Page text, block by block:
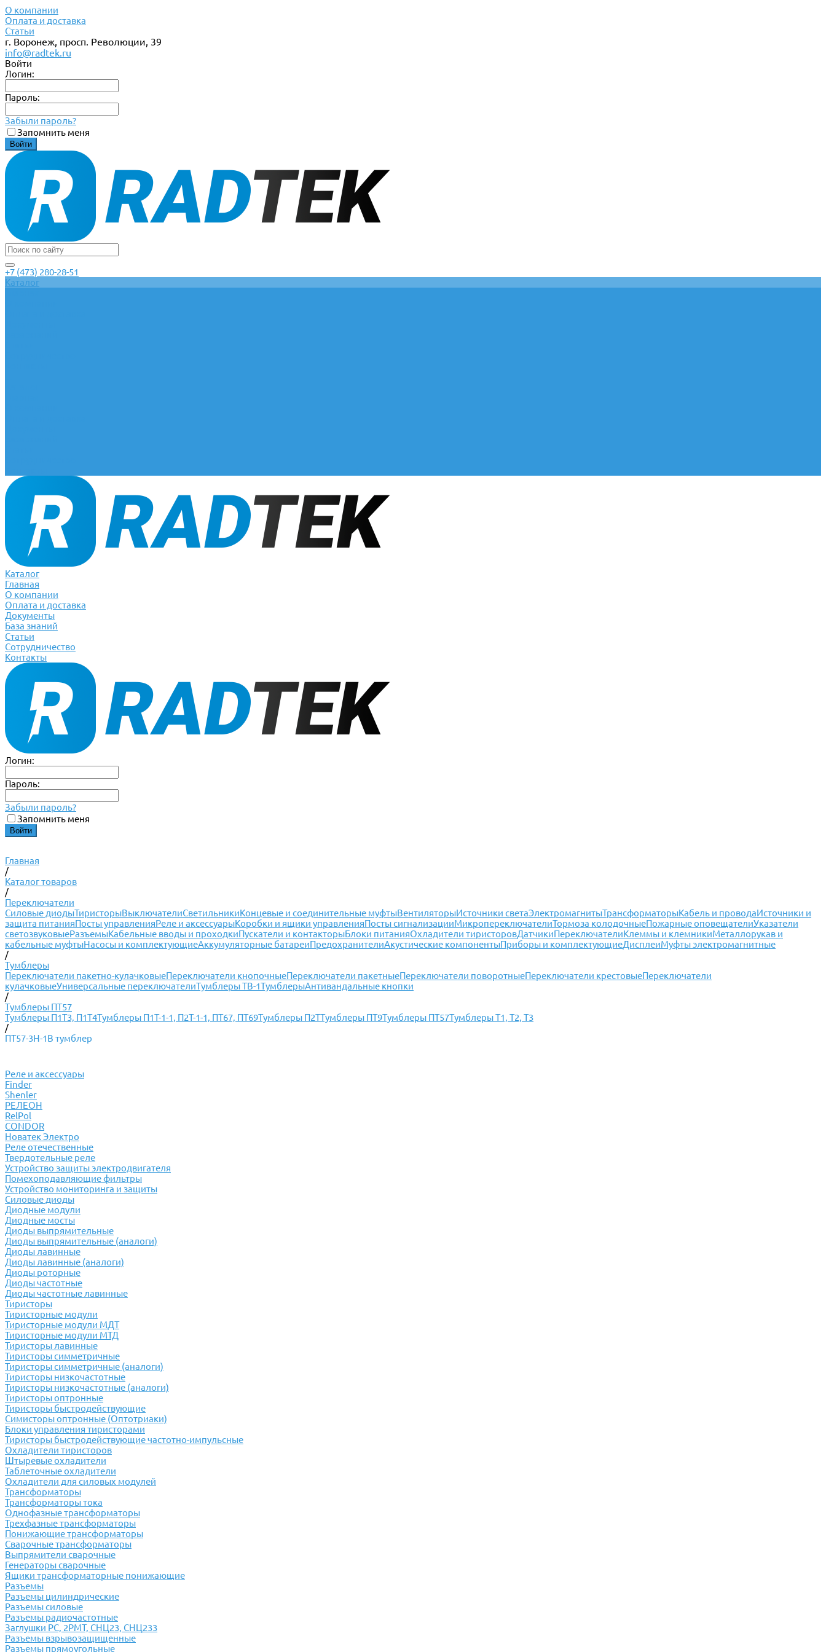
О компании
Оплата и доставка
Статьи
г. Воронеж, просп. Революции, 39
info@radtek.ru
Войти
Логин:
Пароль:
Забыли пароль?
Запомнить меня
+7 (473) 280-28-51
Каталог
Каталог
Главная
О компании
Оплата и доставка
Документы
База знаний
Статьи
Сотрудничество
Контакты
Логин:
Пароль:
Забыли пароль?
Запомнить меня
Главная
/
Каталог товаров
/
Переключатели
Силовые диодыТиристорыВыключателиСветильникиКонцевые и соединительные муфтыВентиляторыИсточники светаЭлектромагнитыТрансформаторыКабель и проводаИсточники и
защита питанияПосты управленияРеле и аксессуарыКоробки и ящики управленияПосты сигнализацииМикропереключателиТормоза колодочныеПожарные оповещателиУказатели
светозвуковыеРазъемыКабельные вводы и проходкиПускатели и контакторыБлоки питанияОхладители тиристоровДатчикиПереключателиКлеммы и клемникиМеталлорукав и
кабельные муфтыНасосы и комплектующиеАккумуляторные батареиПредохранителиАкустические компонентыПриборы и комплектующиеДисплеиМуфты электромагнитные
/
Тумблеры
Переключатели пакетно-кулачковыеПереключатели кнопочныеПереключатели пакетныеПереключатели поворотныеПереключатели крестовыеПереключатели
кулачковыеУниверсальные переключателиТумблеры ТВ-1ТумблерыАнтивандальные кнопки
/
Тумблеры ПТ57
Тумблеры П1Т3, П1Т4Тумблеры П1Т-1-1, П2Т-1-1, ПТ67, ПТ69Тумблеры П2ТТумблеры ПТ9Тумблеры ПТ57Тумблеры Т1, Т2, Т3
/
ПТ57-3Н-1В тумблер
Реле и аксессуары
Finder
Shenler
РЕЛЕОН
RelPol
CONDOR
Новатек Электро
Реле отечественные
Твердотельные реле
Устройство защиты электродвигателя
Помехоподавляющие фильтры
Устройство мониторинга и защиты
Силовые диоды
Диодные модули
Диодные мосты
Диоды выпрямительные
Диоды выпрямительные (аналоги)
Диоды лавинные
Диоды лавинные (аналоги)
Диоды роторные
Диоды частотные
Диоды частотные лавинные
Тиристоры
Тиристорные модули
Тиристорные модули МДТ
Тиристорные модули МТД
Тиристоры лавинные
Тиристоры симметричные
Тиристоры симметричные (аналоги)
Тиристоры низкочастотные
Тиристоры низкочастотные (аналоги)
Тиристоры оптронные
Тиристоры быстродействующие
Симисторы оптронные (Оптотриаки)
Блоки управления тиристорами
Тиристоры быстродействующие частотно-импульсные
Охладители тиристоров
Штыревые охладители
Таблеточные охладители
Охладители для силовых модулей
Трансформаторы
Трансформаторы тока
Однофазные трансформаторы
Трехфазные трансформаторы
Понижающие трансформаторы
Сварочные трансформаторы
Выпрямители сварочные
Генераторы сварочные
Ящики трансформаторные понижающие
Разъемы
Разъемы цилиндрические
Разъемы силовые
Разъемы радиочастотные
Заглушки РС, 2РМТ, СНЦ23, СНЦ233
Разъемы взрывозащищенные
Разъемы прямоугольные